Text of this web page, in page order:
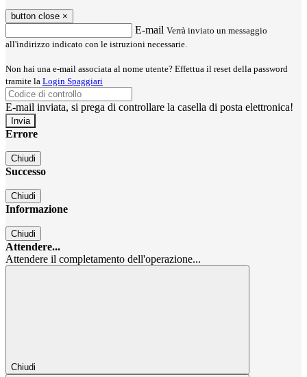
button close ×
E-mail Verrà inviato un messaggio
all'indirizzo indicato con le istruzioni necessarie.
Non hai una e-mail associata al nome utente? Effettua il reset della password
tramite la Login Spaggiari
E-mail inviata, si prega di controllare la casella di posta elettronica!
Errore
Chiudi
Successo
Chiudi
Informazione
Chiudi
Attendere...
Attendere il completamento dell'operazione...
Chiudi